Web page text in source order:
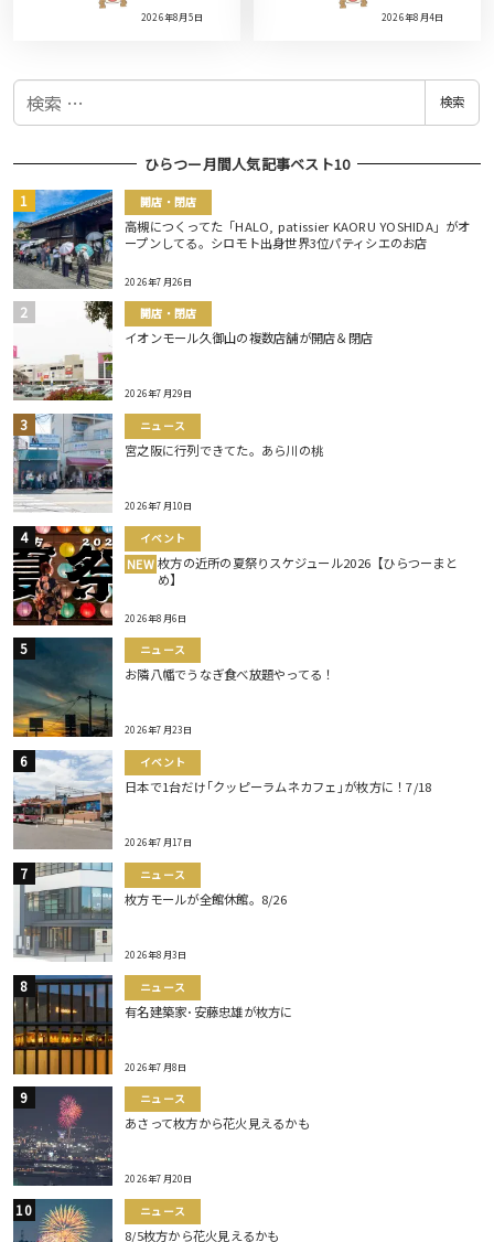
2026年8月5日 2026年8月4日
検
検索
ひらつー月間人気記事ベスト10
開店・閉店
高槻につくってた「HALO, patissier KAORU YOSHIDA」がオ
ープンしてる。シロモト出身世界3位パティシエのお店
2026年7月26日
開店・閉店
イオンモール久御山の複数店舗が開店＆閉店
2026年7月29日
ニュース
宮之阪に行列できてた。あら川の桃
2026年7月10日
イベント
NEW 枚方の近所の夏祭りスケジュール2026【ひらつーまと
め】
2026年8月6日
ニュース
お隣八幡でうなぎ食べ放題やってる！
2026年7月23日
イベント
日本で1台だけ｢クッピーラムネカフェ｣が枚方に！7/18
2026年7月17日
ニュース
枚方モールが全館休館。8/26
2026年8月3日
ニュース
有名建築家･安藤忠雄が枚方に
2026年7月8日
ニュース
あさって枚方から花火見えるかも
2026年7月20日
ニュース
8/5枚方から花火見えるかも